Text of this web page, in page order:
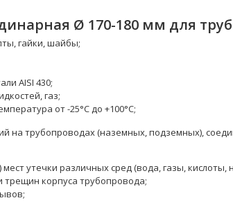
Ø 170-180 мм для
гайки, шайбы;
AISI 430;
газ;
от -25°С до +100°С;
на трубопроводах (наземных, подземных),
утечки различных сред (вода, газы, кислоты,
корпуса трубопровода;